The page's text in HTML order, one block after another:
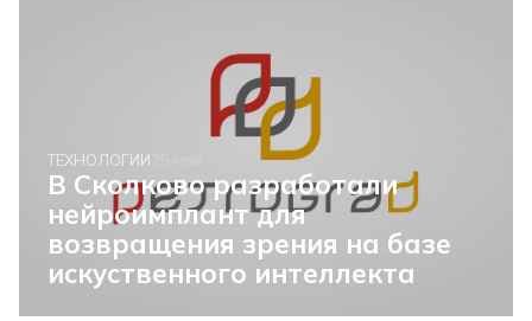
ТЕХНОЛОГИИ
В Сколково разработали
нейроимплант для
возвращения зрения на базе
искуственного интеллекта